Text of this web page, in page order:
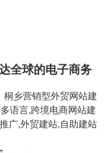
全球的电子商务
桐乡营销型外贸网站建
语言,跨境电商网站建
广,外贸建站,自助建站